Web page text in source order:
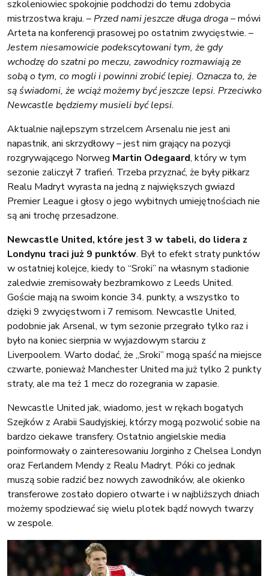
szkoleniowiec spokojnie podchodzi do temu zdobycia
mistrzostwa kraju. –Przed nami jeszcze długa droga– mówi
Arteta na konferencji prasowej po ostatnim zwycięstwie. –
Jestem niesamowicie podekscytowani tym, że gdy
wchodzę do szatni po meczu, zawodnicy rozmawiają ze
sobą o tym, co mogli i powinni zrobić lepiej. Oznacza to, że
są świadomi, że wciąż możemy być jeszcze lepsi. Przeciwko
Newcastle będziemy musieli być lepsi.
Aktualnie najlepszym strzelcem Arsenalu nie jest ani
napastnik, ani skrzydłowy – jest nim grający na pozycji
rozgrywającego Norweg Martin Odegaard, który w tym
sezonie zaliczył 7 trafień. Trzeba przyznać, że były piłkarz
Realu Madryt wyrasta na jedną z największych gwiazd
Premier League i głosy o jego wybitnych umiejętnościach nie
są ani trochę przesadzone.
Newcastle United, które jest 3 w tabeli, do lidera z
Londynu traci już 9 punktów. Był to efekt straty punktów
w ostatniej kolejce, kiedy to “Sroki” na własnym stadionie
zaledwie zremisowały bezbramkowo z Leeds United.
Goście mają na swoim koncie 34. punkty, a wszystko to
dzięki 9 zwycięstwom i 7 remisom. Newcastle United,
podobnie jak Arsenal, w tym sezonie przegrało tylko raz i
było na koniec sierpnia w wyjazdowym starciu z
Liverpoolem. Warto dodać, że „Sroki” mogą spaść na miejsce
czwarte, ponieważ Manchester United ma już tylko 2 punkty
straty, ale ma też 1 mecz do rozegrania w zapasie.
Newcastle United jak, wiadomo, jest w rękach bogatych
Szejków z Arabii Saudyjskiej, którzy mogą pozwolić sobie na
bardzo ciekawe transfery. Ostatnio angielskie media
poinformowały o zainteresowaniu Jorginho z Chelsea Londyn
oraz Ferlandem Mendy z Realu Madryt. Póki co jednak
muszą sobie radzić bez nowych zawodników, ale okienko
transferowe zostało dopiero otwarte i w najbliższych dniach
możemy spodziewać się wielu plotek bądź nowych twarzy
w zespole.